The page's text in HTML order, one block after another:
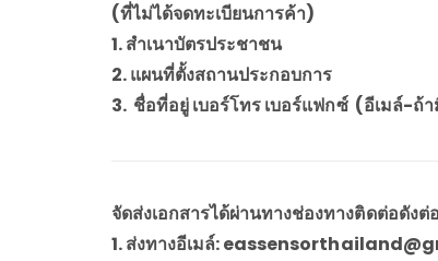
(ที่ไม่ได้จดทะเบียนการค้า)
1. สำเนาบัตรประชาชน
2. แผนที่ตั้งสถานประกอบการ
3. ชื่อที่อยู่ เบอร์โทร เบอร์แฟกซ์ (อีเมล์-ถ้
จัดส่งเอกสารได้ผ่านทางช่องทางติดต่อดังต่
1. ส่งทางอีเมล์: